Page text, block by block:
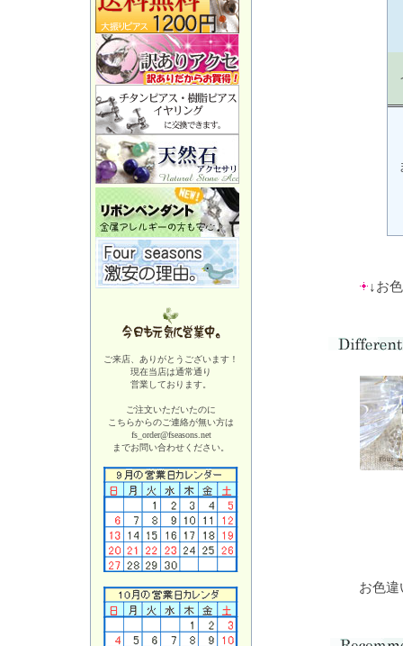
ご来店、ありがとうございます！
現在当店は通常通り
営業しております。
ご注文いただいたのに
こちらからのご連絡が無い方は
fs_order@fseasons.net
までお問い合わせください。
↓お
お色